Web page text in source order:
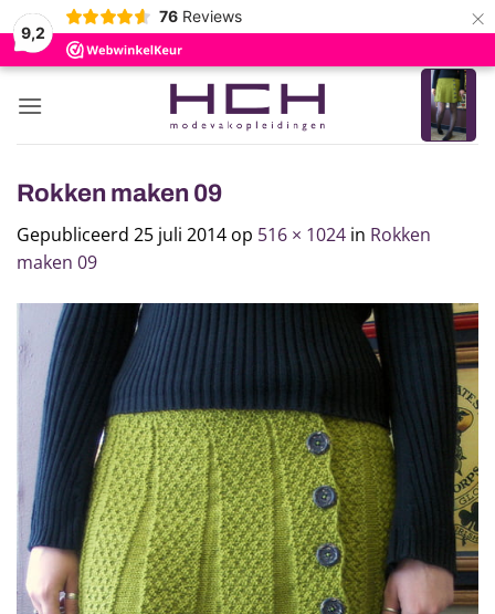
9,2
76 Reviews ×
Ga
naar
Rokken maken 09
Gepubliceerd 25 juli 2014 op 516 × 1024 in Rokken
maken 09